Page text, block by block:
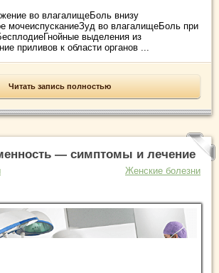
во влагалищеБоль внизу
мочеиспусканиеЗуд во влагалищеБоль при
выделения из
приливов к области органов ...
Читать запись полностью
— симптомы и лечение
Женские болезни